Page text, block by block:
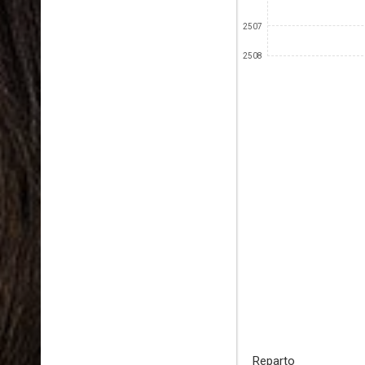
2507
2508
Reparto